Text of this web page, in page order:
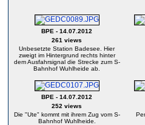
BPE - 14.07.2012
261 views
Unbesetzte Station Badesee. Hier
zweigt im Hintergrund rechts hinter
dem Ausfahrsignal die Strecke zum S-
Bahnhof Wuhlheide ab.
BPE - 14.07.2012
252 views
Die "Ute" kommt mit ihrem Zug vom S-
Bahnhof Wuhlheide.